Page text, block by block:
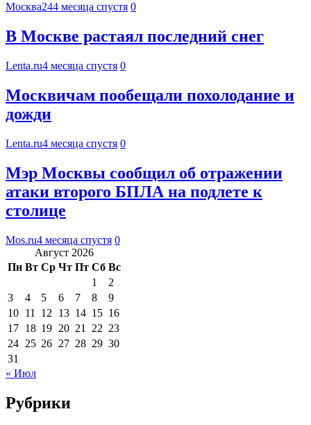
Москва244 месяца спустя 0
В Москве растаял последний снег
Lenta.ru4 месяца спустя 0
Москвичам пообещали похолодание и
дожди
Lenta.ru4 месяца спустя 0
Мэр Москвы сообщил об отражении
атаки второго БПЛА на подлете к
столице
Mos.ru4 месяца спустя 0
Август 2026
Пн Вт Ср Чт Пт Сб Вс
1
2
3
4 5 6 7 8
9
10 11 12 13 14 15 16
17 18 19 20 21 22 23
24 25 26 27 28 29 30
31
« Июл
Рубрики